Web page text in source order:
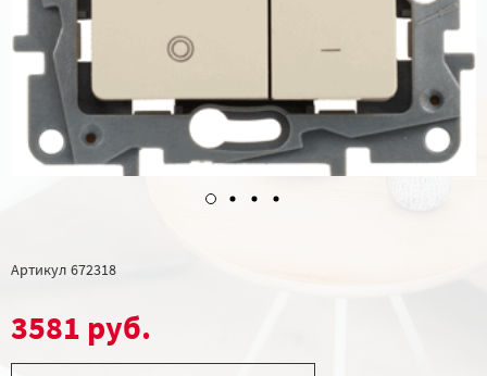
Артикул 672318
3581 руб.